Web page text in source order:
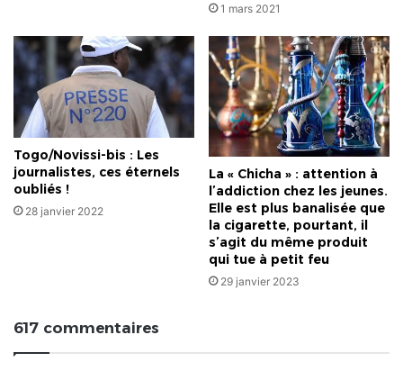
1 mars 2021
Togo/Novissi-bis : Les
journalistes, ces éternels
oubliés !
28 janvier 2022
La « Chicha » : attention à
l’addiction chez les jeunes.
Elle est plus banalisée que
la cigarette, pourtant, il
s’agit du même produit
qui tue à petit feu
29 janvier 2023
617 commentaires